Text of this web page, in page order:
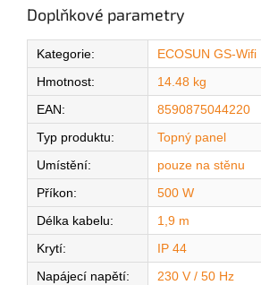
Doplňkové parametry
Kategorie:
ECOSUN GS-Wifi
Hmotnost:
14.48 kg
EAN:
8590875044220
Typ produktu:
Topný panel
Umístění:
pouze na stěnu
Příkon:
500 W
Délka kabelu:
1,9 m
Krytí:
IP 44
Napájecí napětí:
230 V / 50 Hz